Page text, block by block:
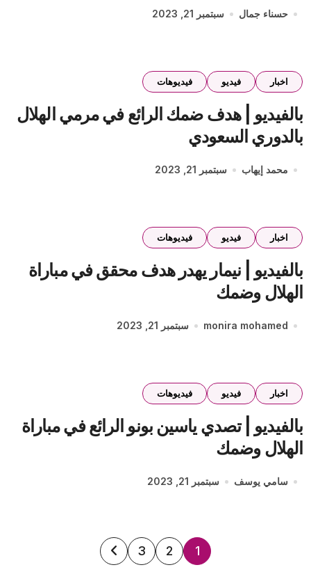
حسناء جمال سبتمبر 21, 2023
اخبار فيديو فيديوهات
بالفيديو | هدف ضمك الرائع في مرمي الهلال
بالدوري السعودي
محمد إيهاب سبتمبر 21, 2023
اخبار فيديو فيديوهات
بالفيديو | نيمار يهدر هدف محقق في مباراة
الهلال وضمك
monira mohamed سبتمبر 21, 2023
اخبار فيديو فيديوهات
بالفيديو | تصدي ياسين بونو الرائع في مباراة
الهلال وضمك
سامي يوسف سبتمبر 21, 2023
تعدد
1
2
3